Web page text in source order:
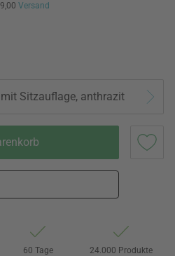
Versand
Sitzauflage, anthrazit
60 Tage
24.000 Produkte